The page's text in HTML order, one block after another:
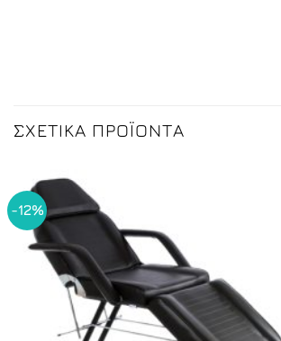
ΣΧΕΤΙΚΆ ΠΡΟΪΌΝΤΑ
-12%